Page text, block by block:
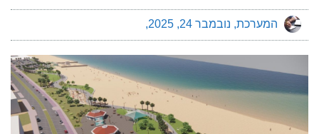
המערכת נובמבר 24, 2025